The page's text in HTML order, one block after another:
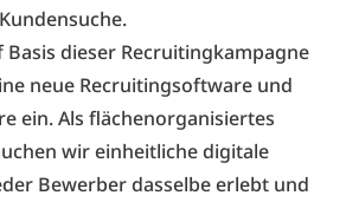
Basis dieser Recruitingkampagne
neue Recruitingsoftware und
ein. Als flächenorganisiertes
wir einheitliche digitale
Bewerber dasselbe erlebt und